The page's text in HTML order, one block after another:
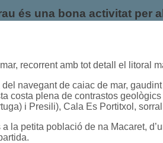
és una bona activitat per
recorrent amb tot detall el litoral
navegant de caiac de mar,
costa plena de contrastos
i Presili), Cala Es Portitxol,
la petita població de na Macaret,